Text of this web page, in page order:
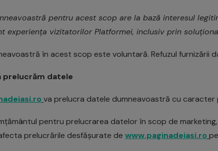
pentru acest scop are la bază interesul
experiența vizitatorilor Platformei, inclusiv prin
în acest scop este voluntară. Refuzul
prelucrăm datele
va prelucra datele dumneavoastră cu
pentru prelucrarea datelor în scop de marketing,
prelucrările desfășurate de www.paginadeiasi.ro